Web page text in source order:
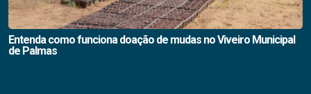
Entenda como funciona doação de mudas no Viveiro Municipal
de Palmas